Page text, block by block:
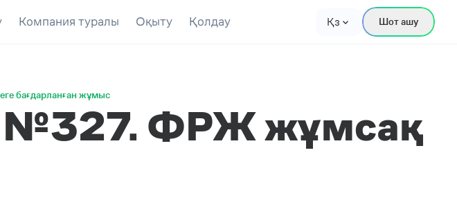
Компания туралы Оқыту Қолдау Қз Шот ашу
бағдарланған жұмыс
№327. ФРЖ жұмсақ